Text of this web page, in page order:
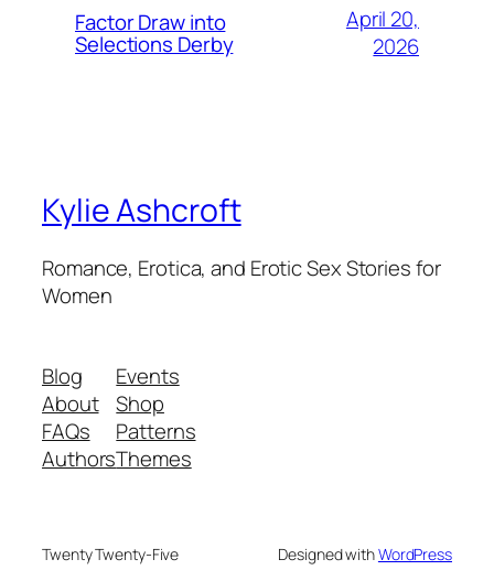
Factor Draw into
Selections Derby
April 20,
2026
Kylie Ashcroft
Romance, Erotica, and Erotic Sex Stories for
Women
Blog
About
FAQs
Authors
Events
Shop
Patterns
Themes
Twenty Twenty-Five Designed withWordPress